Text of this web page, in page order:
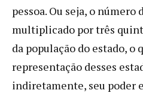
pessoa. Ou seja, o número
multiplicado por três
da população do estado, o
representação desses
indiretamente, seu poder